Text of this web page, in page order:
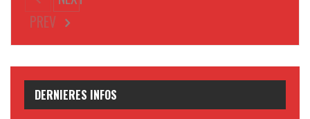
PREV
DERNIERES INFOS